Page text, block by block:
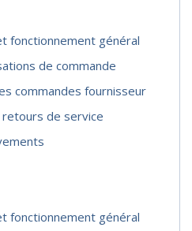
fonctionnement général
de commande
commandes fournisseur
de service
fonctionnement général